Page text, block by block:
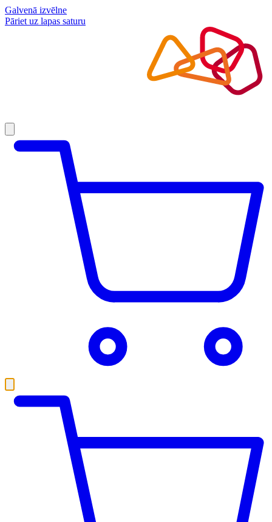
Galvenā izvēlne
Pāriet uz lapas saturu